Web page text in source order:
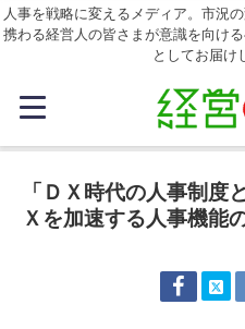
人事を戦略に変えるメディア。市況
携わる経営人の皆さまが意識を向け
としてお届け
「ＤＸ時代の人事制度
Ｘを加速する人事機能